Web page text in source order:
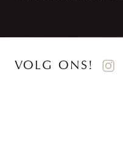
VOLG ONS!